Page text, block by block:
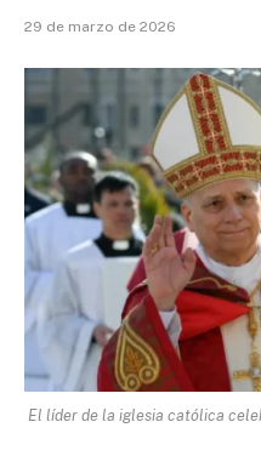
29 de marzo de 2026
El líder de la iglesia católica